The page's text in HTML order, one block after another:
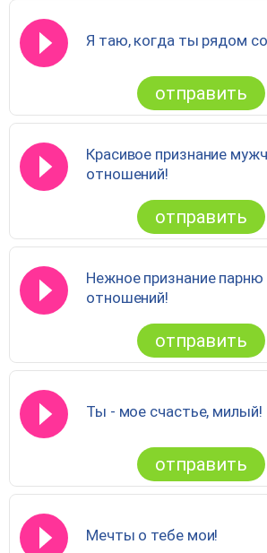
Я таю, когда ты рядом
отправить
Красивое признание
отношений!
отправить
Нежное признание парню
отношений!
отправить
Ты - мое счастье, милый!
отправить
Мечты о тебе мои!